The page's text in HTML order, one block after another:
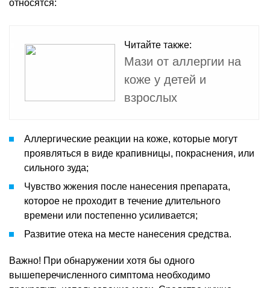
относятся:
Читайте также:
Мази от аллергии на
коже у детей и
взрослых
Аллергические реакции на коже, которые могут
проявляться в виде крапивницы, покраснения, или
сильного зуда;
Чувство жжения после нанесения препарата,
которое не проходит в течение длительного
времени или постепенно усиливается;
Развитие отека на месте нанесения средства.
Важно! При обнаружении хотя бы одного
вышеперечисленного симптома необходимо